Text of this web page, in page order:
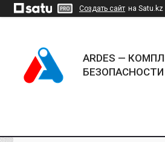
Создать сайт на Satu.kz
ARDES —